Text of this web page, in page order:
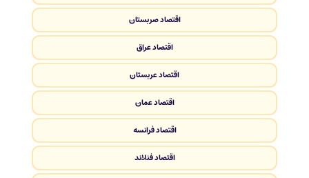
اقتصاد صربستان
اقتصاد عراق
اقتصاد عربستان
اقتصاد عمان
اقتصاد فرانسه
اقتصاد فنلاند